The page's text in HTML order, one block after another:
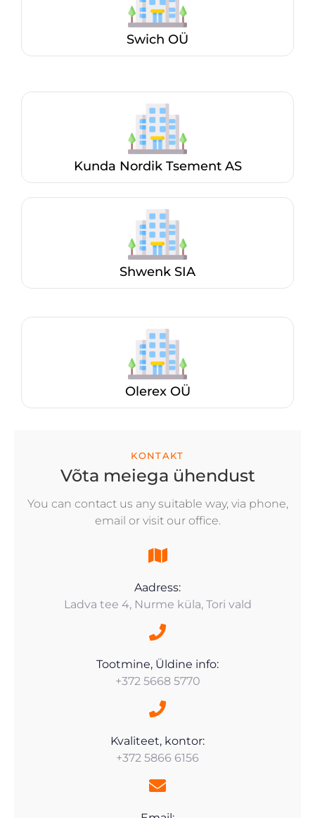
Swich OÜ
Kunda Nordik Tsement AS
Shwenk SIA
Olerex OÜ
KONTAKT
Võta meiega ühendust
You can contact us any suitable way, via phone,
email or visit our office.
Aadress:
Ladva tee 4, Nurme küla, Tori vald
Tootmine, Üldine info:
+372 5668 5770
Kvaliteet, kontor:
+372 5866 6156